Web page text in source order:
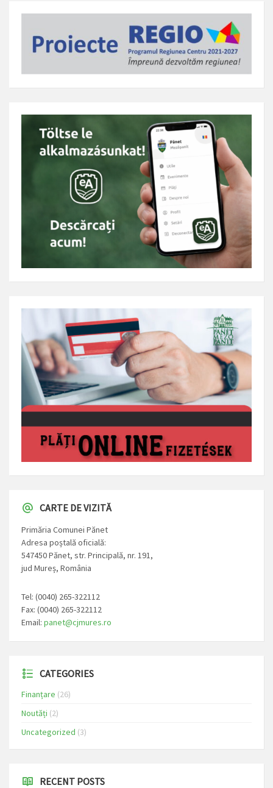
CARTE DE VIZITĂ
Primăria Comunei Pănet
Adresa poștală oficială:
547450 Pănet, str. Principală, nr. 191,
jud Mureș, România
Tel: (0040) 265-322112
Fax: (0040) 265-322112
Email: panet@cjmures.ro
CATEGORIES
Finanțare (26)
Noutăți (2)
Uncategorized (3)
RECENT POSTS